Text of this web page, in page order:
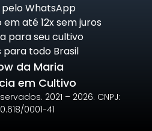
WhatsApp
até 12x sem juros
para seu cultivo
para todo Brasil
da Maria
em Cultivo
2021 – 2026. CNPJ:
0001-41